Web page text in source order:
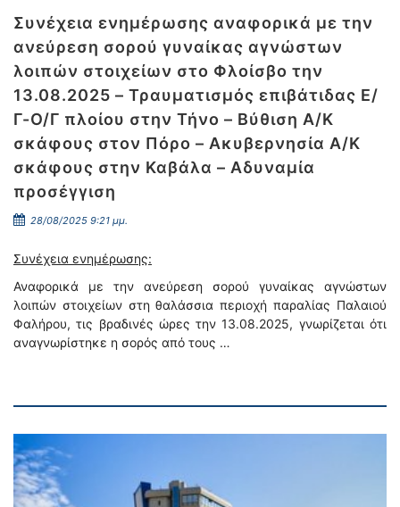
Συνέχεια ενημέρωσης αναφορικά με την
ανεύρεση σορού γυναίκας αγνώστων
λοιπών στοιχείων στο Φλοίσβο την
13.08.2025 – Τραυματισμός επιβάτιδας Ε/
Γ-Ο/Γ πλοίου στην Τήνο – Βύθιση Α/Κ
σκάφους στον Πόρο – Ακυβερνησία Α/Κ
σκάφους στην Καβάλα – Αδυναμία
προσέγγιση
28/08/2025 9:21 μμ.
Συνέχεια ενημέρωσης:
Αναφορικά με την ανεύρεση σορού γυναίκας αγνώστων
λοιπών στοιχείων στη θαλάσσια περιοχή παραλίας Παλαιού
Φαλήρου, τις βραδινές ώρες την 13.08.2025, γνωρίζεται ότι
αναγνωρίστηκε η σορός από τους …